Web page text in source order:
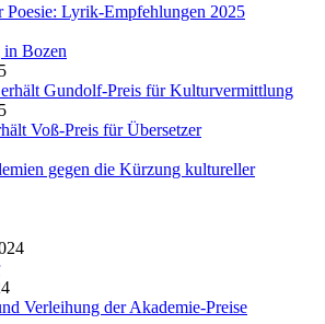
Poesie: Lyrik-Empfehlungen 2025
in Bozen
Gundolf-Preis für Kulturvermittlung
Voß-Preis für Übersetzer
gegen die Kürzung kultureller
Verleihung der Akademie-Preise